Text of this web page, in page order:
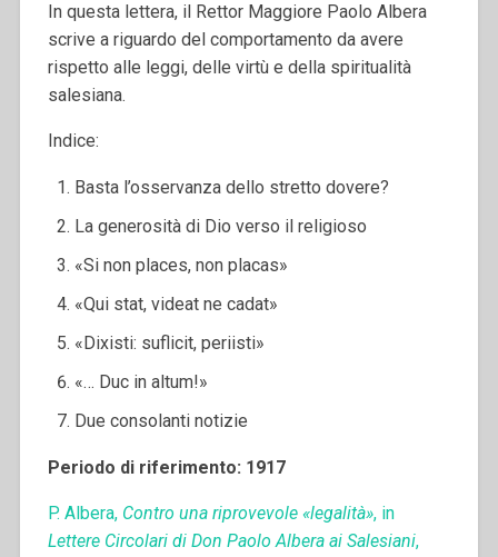
In questa lettera, il Rettor Maggiore Paolo Albera
scrive a riguardo del comportamento da avere
rispetto alle leggi, delle virtù e della spiritualità
salesiana.
Indice:
Basta l’osservanza dello stretto dovere?
La generosità di Dio verso il religioso
«Si non places, non placas»
«Qui stat, videat ne cadat»
«Dixisti: suflicit, periisti»
«… Duc in altum!»
Due consolanti notizie
Periodo di riferimento: 1917
P. Albera, Contro una riprovevole «legalità», in
Lettere Circolari di Don Paolo Albera ai Salesiani,